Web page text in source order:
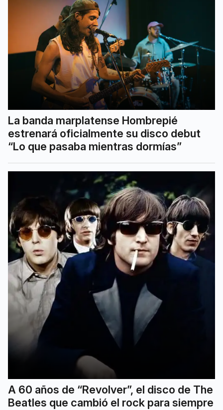
La banda marplatense Hombrepié
estrenará oficialmente su disco debut
“Lo que pasaba mientras dormías”
A 60 años de “Revolver”, el disco de The
Beatles que cambió el rock para siempre